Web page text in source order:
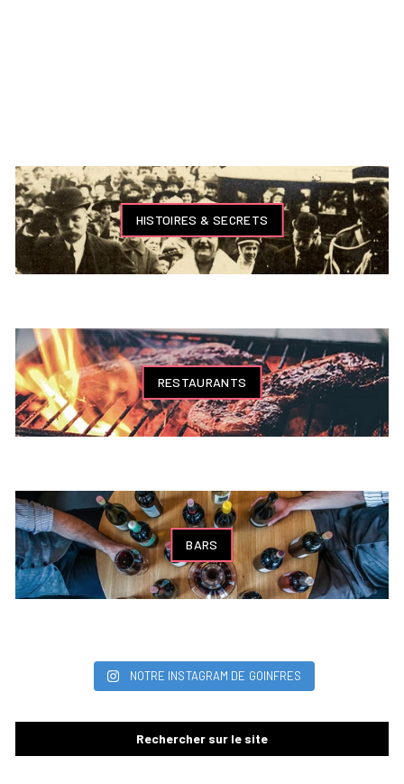
HISTOIRES & SECRETS
RESTAURANTS
BARS
NOTRE INSTAGRAM DE GOINFRES
Rechercher sur le site